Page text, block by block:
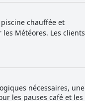
chauffée et
Météores. Les clients
nécessaires, une
les pauses café et les